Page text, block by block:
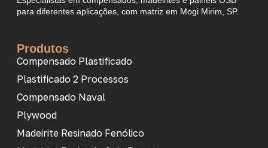
para diferentes aplicações, com matriz em Mogi Mirim, SP.
Produtos
Compensado Plastificado
Plastificado 2 Processos
Compensado Naval
Plywood
Madeirite Resinado Fenólico